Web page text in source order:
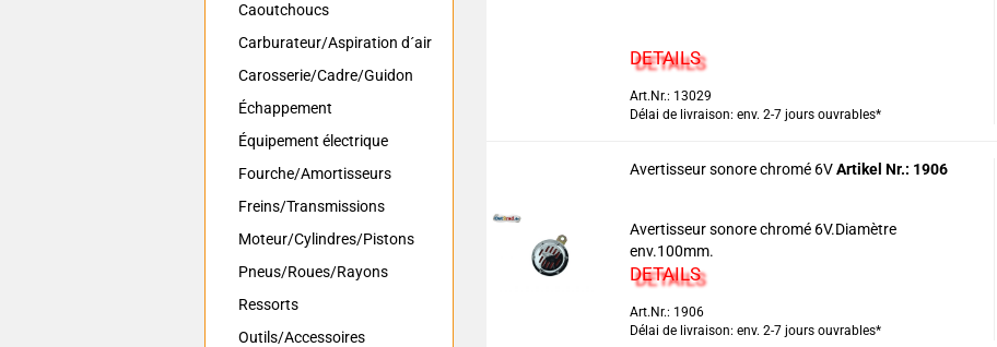
DETAILS
Art.Nr.: 13029
Délai de livraison: env. 2-7 jours ouvrables*
Avertisseur sonore chromé 6VArtikel Nr.: 1906
Avertisseur sonore chromé 6V.Diamètre
env.100mm.
DETAILS
Art.Nr.: 1906
Délai de livraison: env. 2-7 jours ouvrables*
Caoutchoucs
Carburateur/Aspiration d´air
Carosserie/Cadre/Guidon
Échappement
Équipement électrique
Fourche/Amortisseurs
Freins/Transmissions
Moteur/Cylindres/Pistons
Pneus/Roues/Rayons
Ressorts
Outils/Accessoires